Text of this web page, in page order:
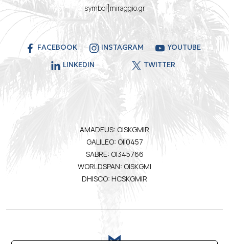
symbol]miraggio.gr
FACEBOOK INSTAGRAM
YOUTUBE
LINKEDIN
TWITTER
AMADEUS: OISKGMIR
GALILEO: OII0457
SABRE: OI345766
WORLDSPAN: OISKGMI
DHISCO: HCSKGMIR